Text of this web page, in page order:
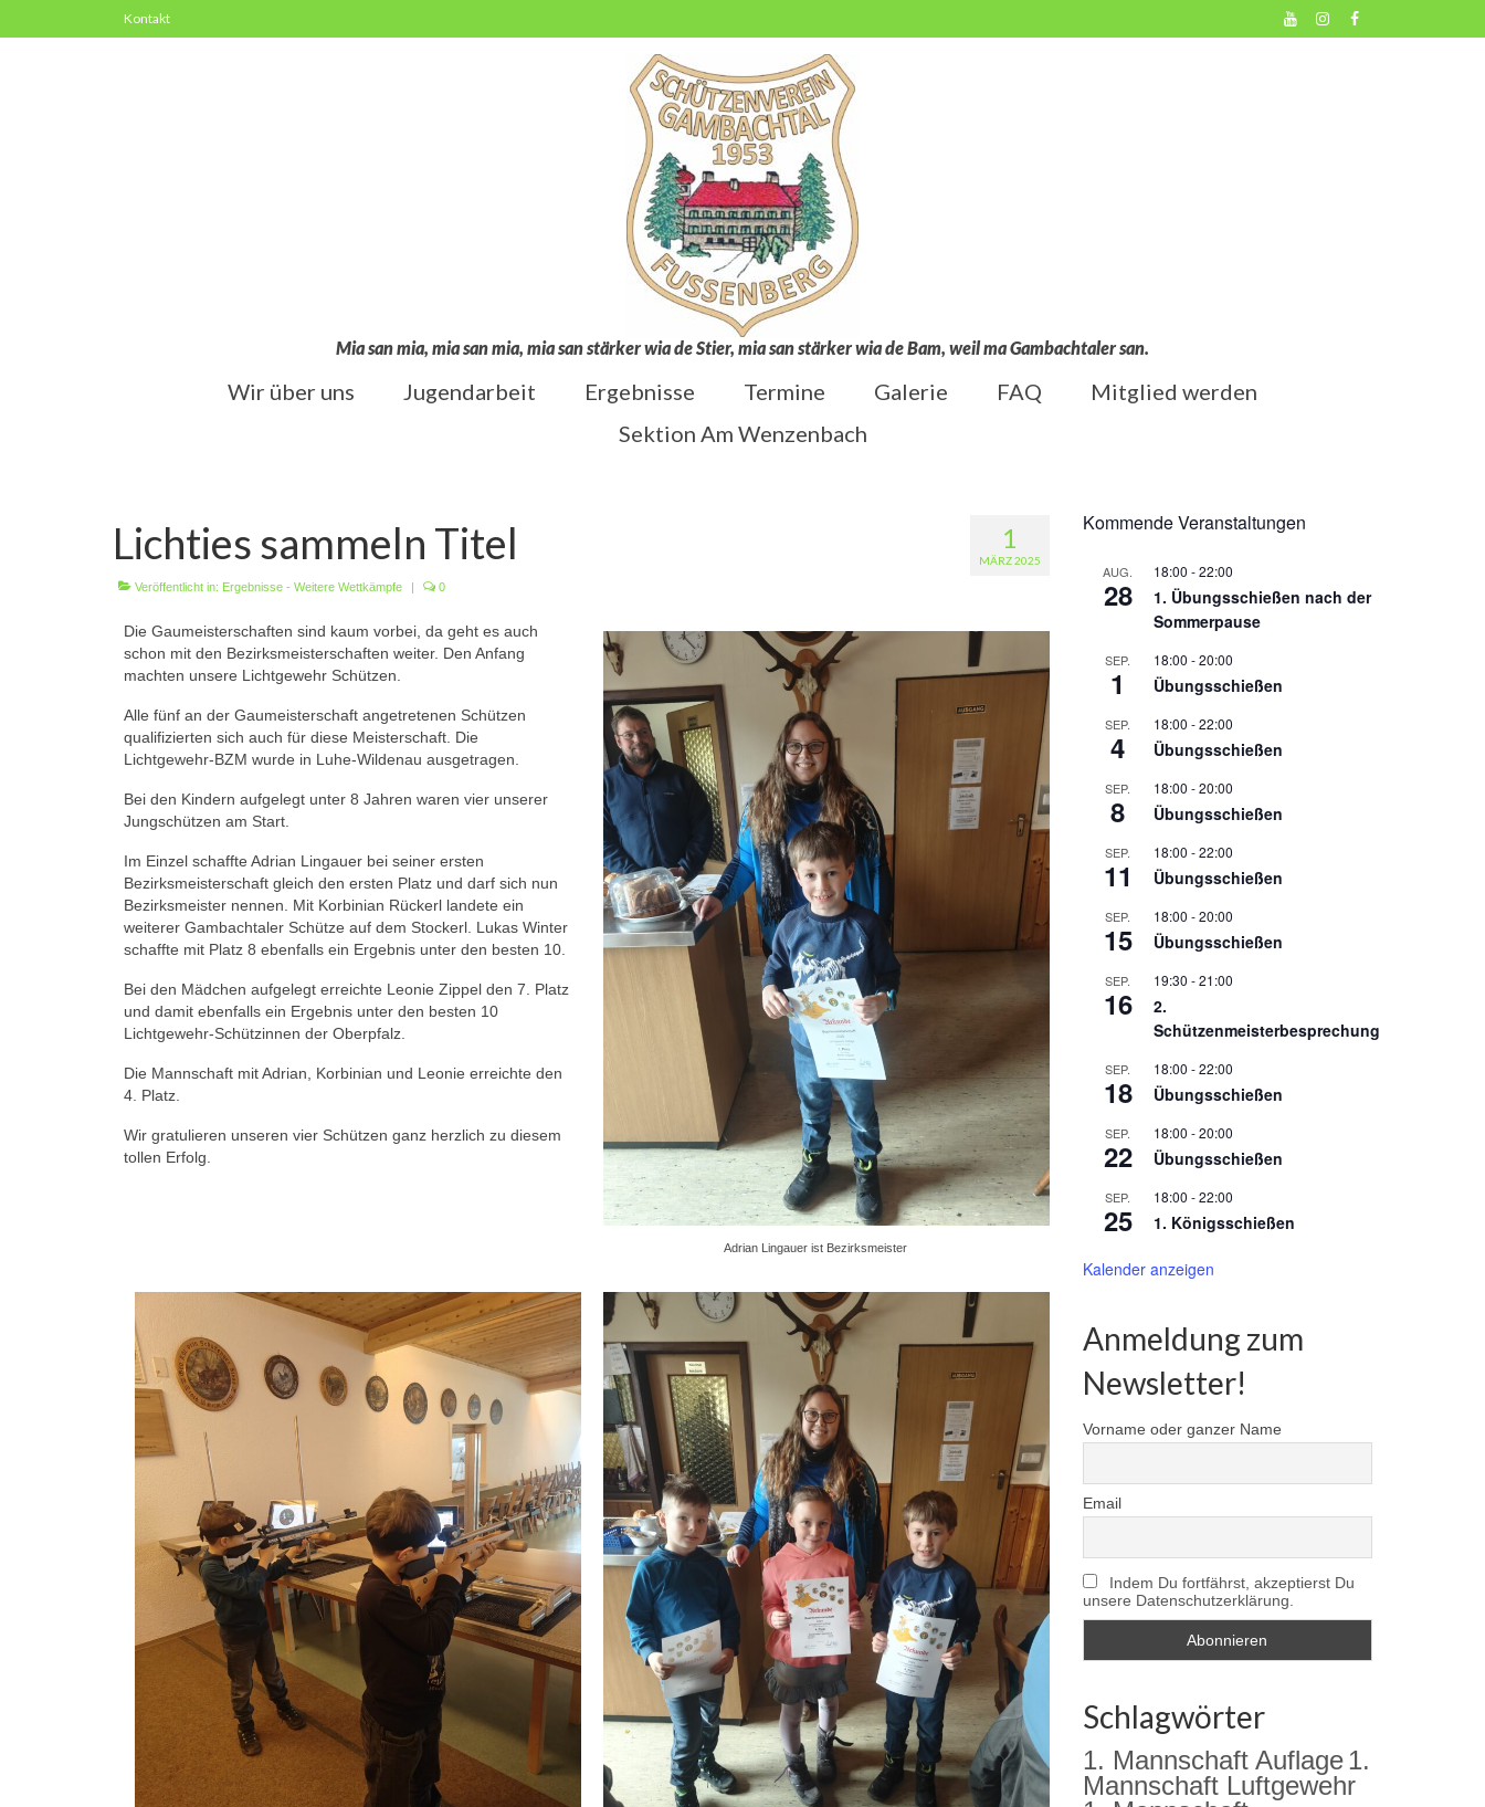
Kontakt
Mia san mia, mia san mia, mia san stärker wia de Stier, mia san stärker wia de Bam, weil ma Gambachtaler san.
Wir über uns Jugendarbeit Ergebnisse Termine Galerie FAQ
Mitglied werden
Sektion Am Wenzenbach
1
MÄRZ 2025
Lichties sammeln Titel
Veröffentlicht in: Ergebnisse - Weitere Wettkämpfe | 0
Die Gaumeisterschaften sind kaum vorbei, da geht es auch
schon mit den Bezirksmeisterschaften weiter. Den Anfang
machten unsere Lichtgewehr Schützen.
Alle fünf an der Gaumeisterschaft angetretenen Schützen
qualifizierten sich auch für diese Meisterschaft. Die
Lichtgewehr-BZM wurde in Luhe-Wildenau ausgetragen.
Bei den Kindern aufgelegt unter 8 Jahren waren vier unserer
Jungschützen am Start.
Im Einzel schaffte Adrian Lingauer bei seiner ersten
Bezirksmeisterschaft gleich den ersten Platz und darf sich nun
Bezirksmeister nennen. Mit Korbinian Rückerl landete ein
weiterer Gambachtaler Schütze auf dem Stockerl. Lukas Winter
schaffte mit Platz 8 ebenfalls ein Ergebnis unter den besten 10.
Bei den Mädchen aufgelegt erreichte Leonie Zippel den 7. Platz
und damit ebenfalls ein Ergebnis unter den besten 10
Lichtgewehr-Schützinnen der Oberpfalz.
Die Mannschaft mit Adrian, Korbinian und Leonie erreichte den
4. Platz.
Wir gratulieren unseren vier Schützen ganz herzlich zu diesem
tollen Erfolg.
Adrian Lingauer ist Bezirksmeister
Kommende Veranstaltungen
AUG.
28
18:00 -22:00
1. Übungsschießen nach der
Sommerpause
SEP.
1
18:00 -20:00
Übungsschießen
SEP.
4
18:00 -22:00
Übungsschießen
SEP.
8
18:00 -20:00
Übungsschießen
SEP.
11
18:00 -22:00
Übungsschießen
SEP.
15
18:00 -20:00
Übungsschießen
SEP.
16
19:30 -21:00
2.
Schützenmeisterbesprechung
SEP.
18
18:00 -22:00
Übungsschießen
SEP.
22
18:00 -20:00
Übungsschießen
SEP.
25
18:00 -22:00
1. Königsschießen
Kalender anzeigen
Anmeldung zum
Newsletter!
Vorname oder ganzer Name
Email
Indem Du fortfährst, akzeptierst Du
unsere Datenschutzerklärung.
Schlagwörter
1. Mannschaft Auflage 1.
Mannschaft Luftgewehr